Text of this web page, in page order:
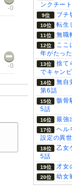
-0
-0
ンクチー
ブチ
転生
無職
ここ
年がたっ
捨て
でキャン
無自
第6話
骸骨
5話
最強
ヘル
設定の異
乙女
5話
才女
幼女